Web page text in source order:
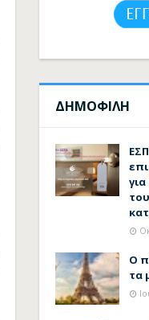
ΔΗΜΟΦΙΛΗ
Ο
τα